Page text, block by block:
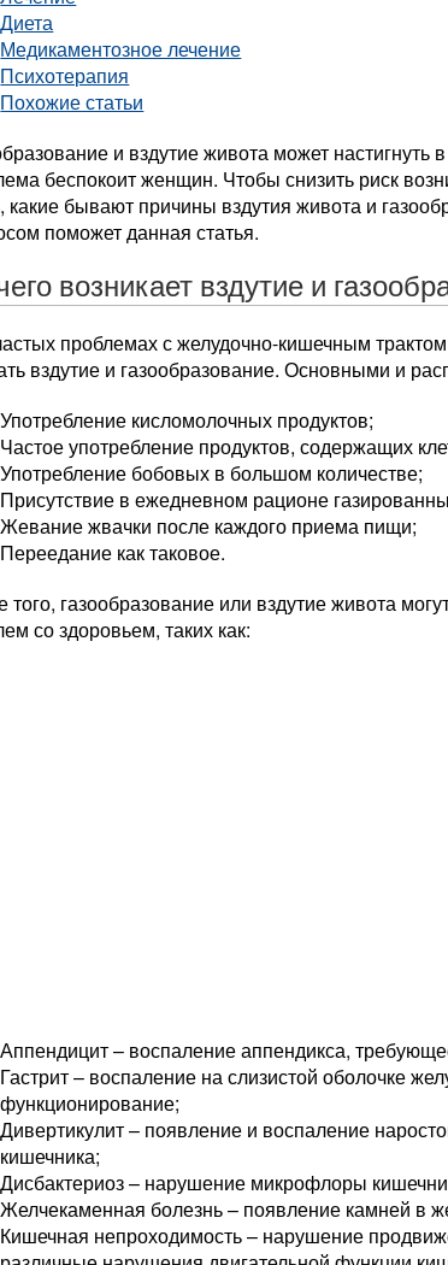
Диета
Медикаментозное лечение
Психотерапия
Похожие статьи
и вздутие живота может
беспокоит женщин. Чтобы снизить риск
какие бывают причины вздутия живота и
поможет данная статья.
возникает вздутие и
проблемах с желудочно-кишечным
вздутие и газообразование. Основными и
Употребление кисломолочных продуктов;
Частое употребление продуктов, содержащих
Употребление бобовых в большом количестве;
Присутствие в ежедневном рационе
Жевание жвачки после каждого приема пищи;
Переедание как таковое.
того, газообразование или вздутие живота
со здоровьем, таких как:
Аппендицит – воспаление аппендикса,
Гастрит – воспаление на слизистой оболочке
функционирование;
Дивертикулит – появление и воспаление
кишечника;
Дисбактериоз – нарушение микрофлоры
Желчекаменная болезнь – появление камней в
Кишечная непроходимость – нарушение